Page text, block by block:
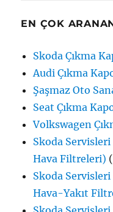
EN ÇOK
Skoda Çıkma
Audi Çıkma
Şaşmaz Oto
Seat Çıkma
Volkswagen
Skoda
Hava Filtreleri)
Skoda
Hava-Yakıt